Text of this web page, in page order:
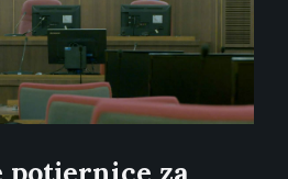
potjernice za